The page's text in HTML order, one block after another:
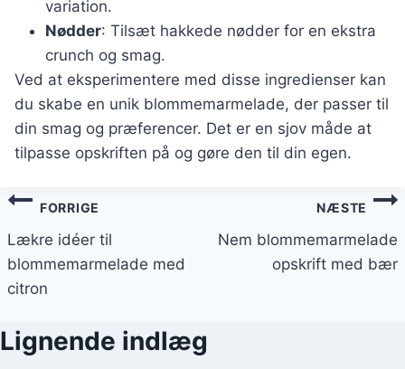
variation.
Nødder: Tilsæt hakkede nødder for en ekstra
crunch og smag.
Ved at eksperimentere med disse ingredienser kan
du skabe en unik blommemarmelade, der passer til
din smag og præferencer. Det er en sjov måde at
tilpasse opskriften på og gøre den til din egen.
Indlægsnavigation
FORRIGE
Lækre idéer til
blommemarmelade med
citron
NÆSTE
Nem blommemarmelade
opskrift med bær
Lignende indlæg